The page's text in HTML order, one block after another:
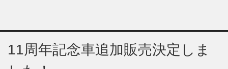
11周年記念車追加販売決定しま